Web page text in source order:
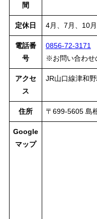
間
定休日 4月、7月、10
電話番
号
0856-72-3171
※お問い合わせ
アクセ
ス
JR山口線津和
住所 〒699-5605 島
Google
マップ